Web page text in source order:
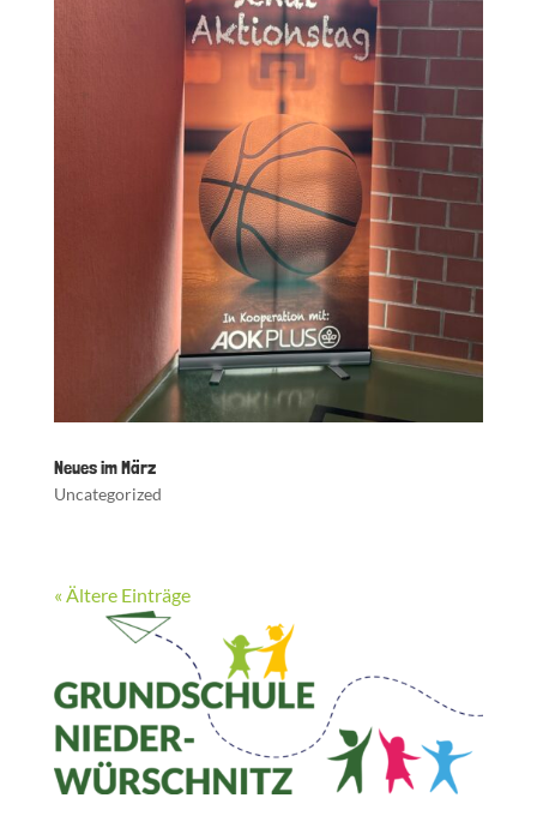
Neues im März
Uncategorized
« Ältere Einträge